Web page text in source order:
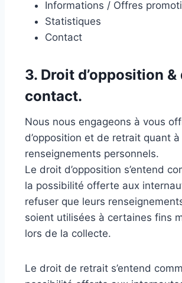
Informations / Offres
Statistiques
Contact
3. Droit d’opposition &
contact.
Nous nous engageons à vous
d’opposition et de retrait quant à
renseignements personnels.
Le droit d’opposition s’entend
la possibilité offerte aux
refuser que leurs
soient utilisées à certaines fins
lors de la collecte.
Le droit de retrait s’entend